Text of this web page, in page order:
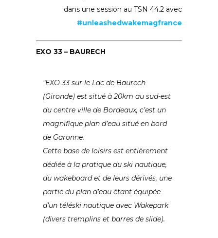
dans une session au TSN 44.2 avec
#unleashedwakemagfrance
EXO 33 – BAURECH
“EXO 33 sur le Lac de Baurech
(Gironde) est situé à 20km au sud-est
du centre ville de Bordeaux, c’est un
magnifique plan d’eau situé en bord
de Garonne.
Cette base de loisirs est entièrement
dédiée à la pratique du ski nautique,
du wakeboard et de leurs dérivés, une
partie du plan d’eau étant équipée
d’un téléski nautique avec Wakepark
(divers tremplins et barres de slide).